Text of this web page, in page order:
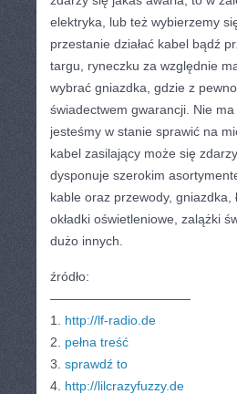
elektryka, lub też wybierzemy
przestanie działać kabel bądź
targu, ryneczku za względnie
wybrać gniazdka, gdzie z
świadectwem gwarancji. Nie
jesteśmy w stanie sprawić na
kabel zasilający może się
dysponuje szerokim
kable oraz przewody,
okładki oświetleniowe, zalążki
dużo innych.
źródło:
———————————
1. http://lf-radio.de
2. pełna treść
3. sprawdź to
4. http://lilcrazyfuzzy.de